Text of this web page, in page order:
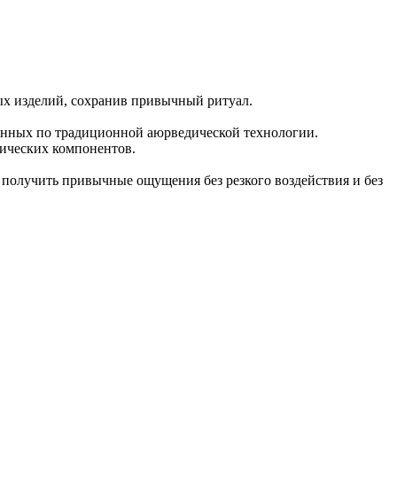
изделий, сохранив привычный ритуал.
по традиционной аюрведической технологии.
компонентов.
привычные ощущения без резкого воздействия и без